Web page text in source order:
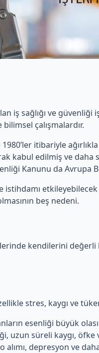
iş sağlığı ve
çalışmalardır.
itibariyle ağırlıkla
kabul edilmiş ve
Kanunu da
istihdamı
beş nedeni.
kendilerini
stres, kaygı ve
esenliği büyük
uzun süreli kaygı,
alımı, depresyon ve